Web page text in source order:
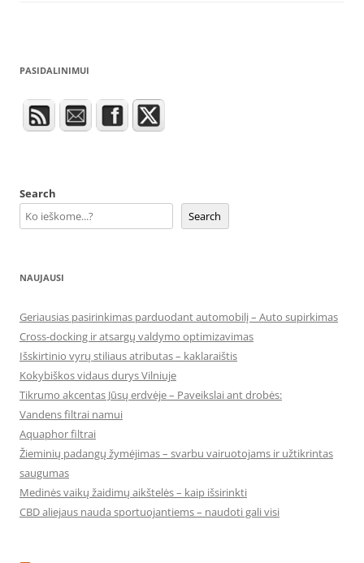
PASIDALINIMUI
Search
Search
NAUJAUSI
Geriausias pasirinkimas parduodant automobilį – Auto supirkimas
Cross-docking ir atsargų valdymo optimizavimas
Išskirtinio vyrų stiliaus atributas – kaklaraištis
Kokybiškos vidaus durys Vilniuje
Tikrumo akcentas Jūsų erdvėje – Paveikslai ant drobės:
Vandens filtrai namui
Aquaphor filtrai
Žieminių padangų žymėjimas – svarbu vairuotojams ir užtikrintas
saugumas
Medinės vaikų žaidimų aikštelės – kaip išsirinkti
CBD aliejaus nauda sportuojantiems – naudoti gali visi